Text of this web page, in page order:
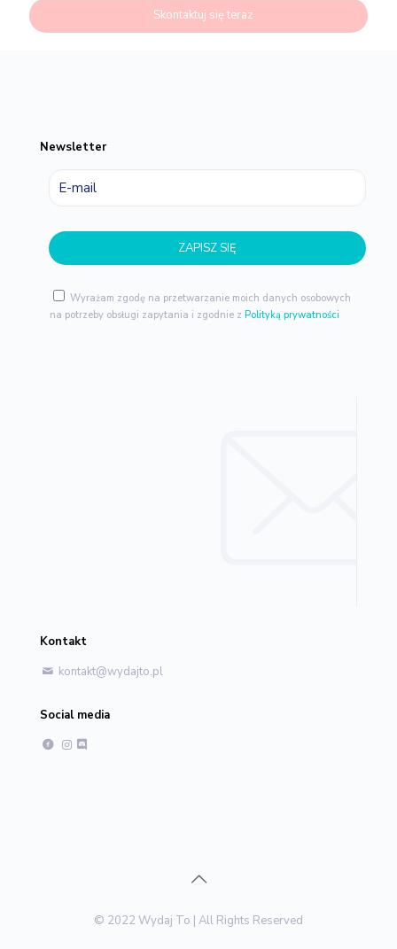
Skontaktuj się teraz
Newsletter
Wyrażam zgodę na przetwarzanie moich danych osobowych
na potrzeby obsługi zapytania i zgodnie z Polityką prywatności
Kontakt
kontakt@wydajto.pl
Social media
© 2022 Wydaj To | All Rights Reserved